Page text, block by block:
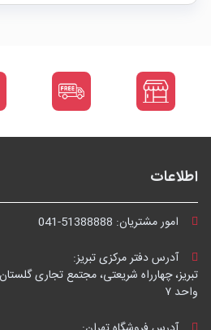
اطلاعات
امور مشتریان: 041-51388888
آدرس دفتر مرکزی تبریز:
تبریز، چهارراه شریعتی، مجتمع تجاری
واحد ۷